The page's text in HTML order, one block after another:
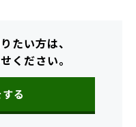
たい方は、
ください。
る